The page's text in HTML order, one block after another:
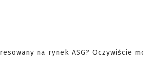
na rynek ASG? Oczywiście